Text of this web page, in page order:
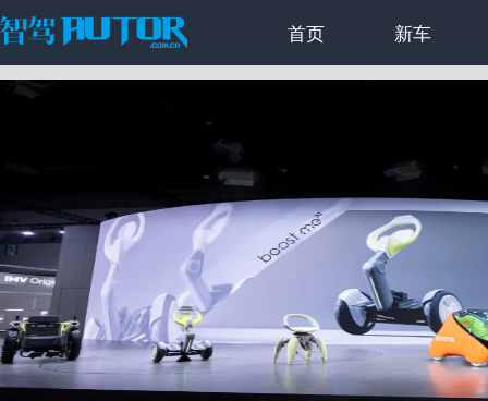
首页 新车